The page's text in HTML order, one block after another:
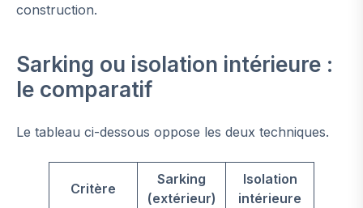
construction.
Sarking ou isolation intérieure :
le comparatif
Le tableau ci-dessous oppose les deux techniques.
Critère
Sarking
(extérieur)
Isolation
intérieure